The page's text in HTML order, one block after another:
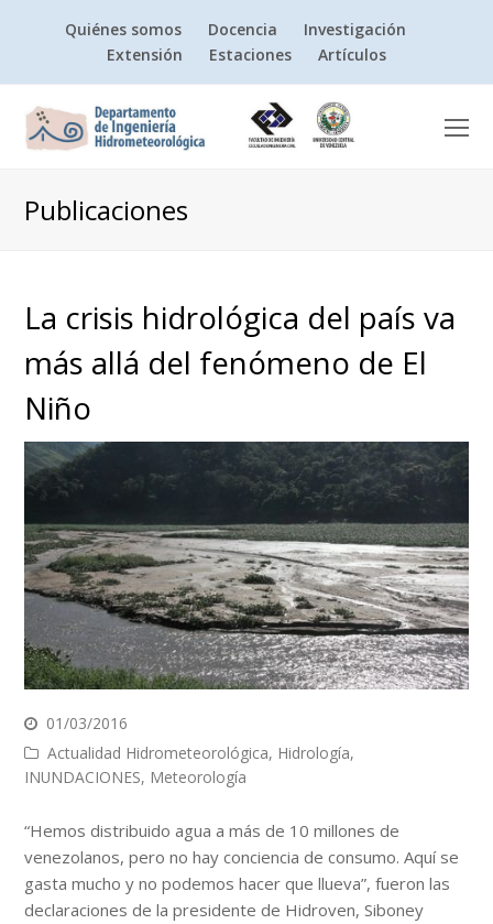
Quiénes somos Docencia
Investigación
Extensión
Estaciones Artículos
Publicaciones
La crisis hidrológica del país va
más allá del fenómeno de El
Niño
01/03/2016
Actualidad Hidrometeorológica, Hidrología,
INUNDACIONES, Meteorología
“Hemos distribuido agua a más de 10 millones de
venezolanos, pero no hay conciencia de consumo. Aquí se
gasta mucho y no podemos hacer que llueva”, fueron las
declaraciones de la presidente de Hidroven, Siboney